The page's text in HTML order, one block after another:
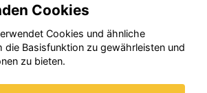
Cookies
Cookies und ähnliche
die Basisfunktion zu gewährleisten und
zu bieten.